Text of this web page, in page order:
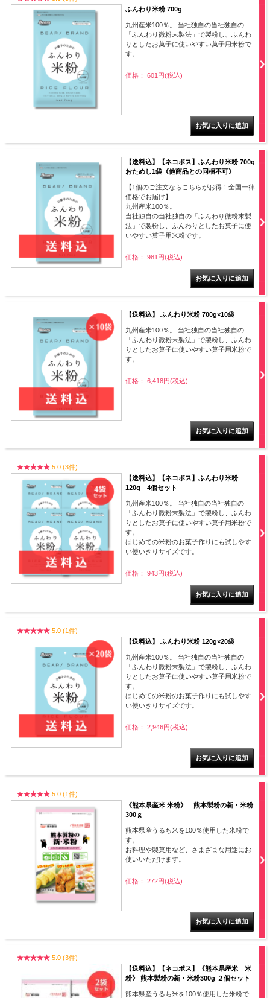
ふんわり米粉 700g
九州産米100％。 当社独自の当社独自の
「ふんわり微粉末製法」で製粉し、ふんわ
りとしたお菓子に使いやすい菓子用米粉で
す。
価格： 601円(税込)
【送料込】【ネコポス】ふんわり米粉 700g
おためし1袋《他商品との同梱不可》
【1個のご注文ならこちらがお得！全国一律
価格でお届け】
九州産米100％。
当社独自の当社独自の「ふんわり微粉末製
法」で製粉し、ふんわりとしたお菓子に使
いやすい菓子用米粉です。
価格： 981円(税込)
【送料込】 ふんわり米粉 700g×10袋
九州産米100％。 当社独自の当社独自の
「ふんわり微粉末製法」で製粉し、ふんわ
りとしたお菓子に使いやすい菓子用米粉で
す。
価格： 6,418円(税込)
5.0 (3件)
【送料込】【ネコポス】ふんわり米粉
120g 4個セット
九州産米100％。 当社独自の当社独自の
「ふんわり微粉末製法」で製粉し、ふんわ
りとしたお菓子に使いやすい菓子用米粉で
す。
はじめての米粉のお菓子作りにも試しやす
い使いきりサイズです。
価格： 943円(税込)
5.0 (1件)
【送料込】 ふんわり米粉 120g×20袋
九州産米100％。 当社独自の当社独自の
「ふんわり微粉末製法」で製粉し、ふんわ
りとしたお菓子に使いやすい菓子用米粉で
す。
はじめての米粉のお菓子作りにも試しやす
い使いきりサイズです。
価格： 2,946円(税込)
5.0 (1件)
《熊本県産米 米粉》 熊本製粉の新・米粉
300ｇ
熊本県産うるち米を100％使用した米粉で
す。
お料理や製菓用など、さまざまな用途にお
使いいただけます。
価格： 272円(税込)
5.0 (3件)
【送料込】【ネコポス】《熊本県産米 米
粉》 熊本製粉の新・米粉300g ２個セット
熊本県産うるち米を100％使用した米粉で